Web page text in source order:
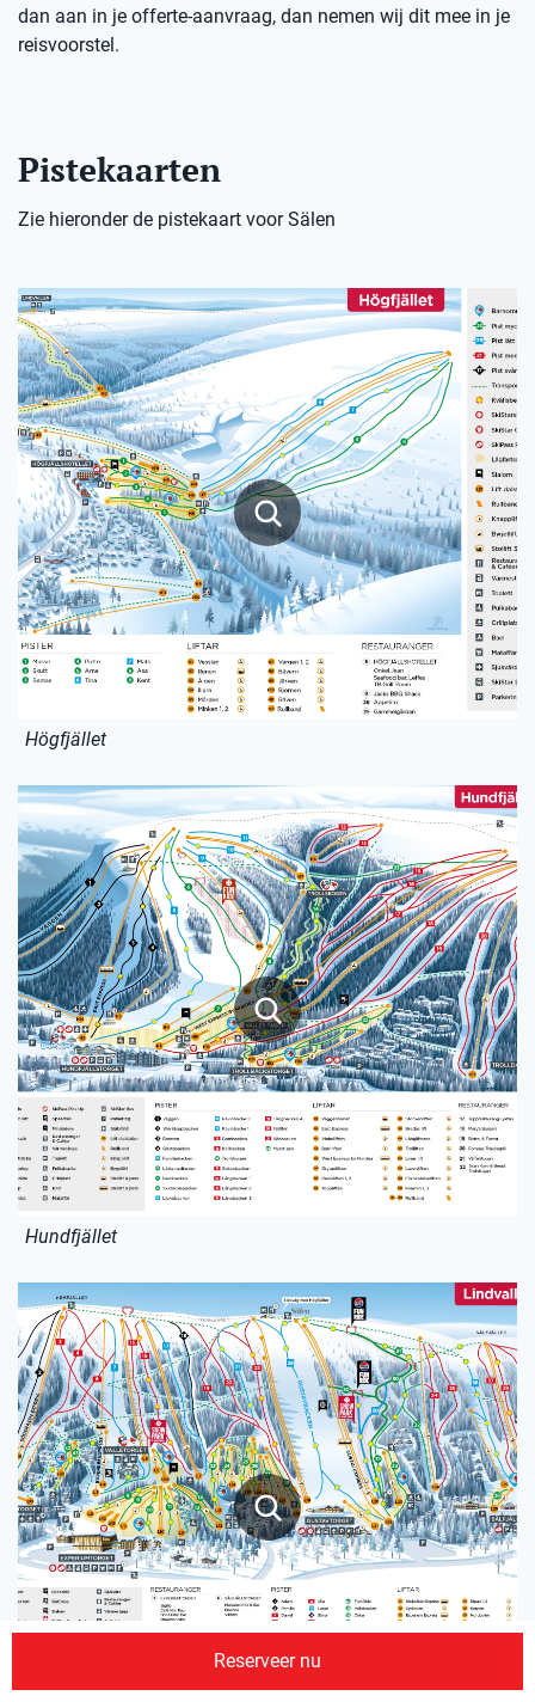
dan aan in je offerte-aanvraag, dan nemen wij dit mee in je
reisvoorstel.
Pistekaarten
Zie hieronder de pistekaart voor Sälen
Högfjället
Hundfjället
Reserveer nu